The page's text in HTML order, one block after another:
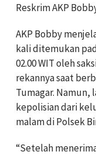
Reskrim AKP
AKP Bobby
kali ditemukan
02.00 WIT oleh
rekannya saat
Tumagar. Namun,
kepolisian dari
malam di Polsek
“Setelah